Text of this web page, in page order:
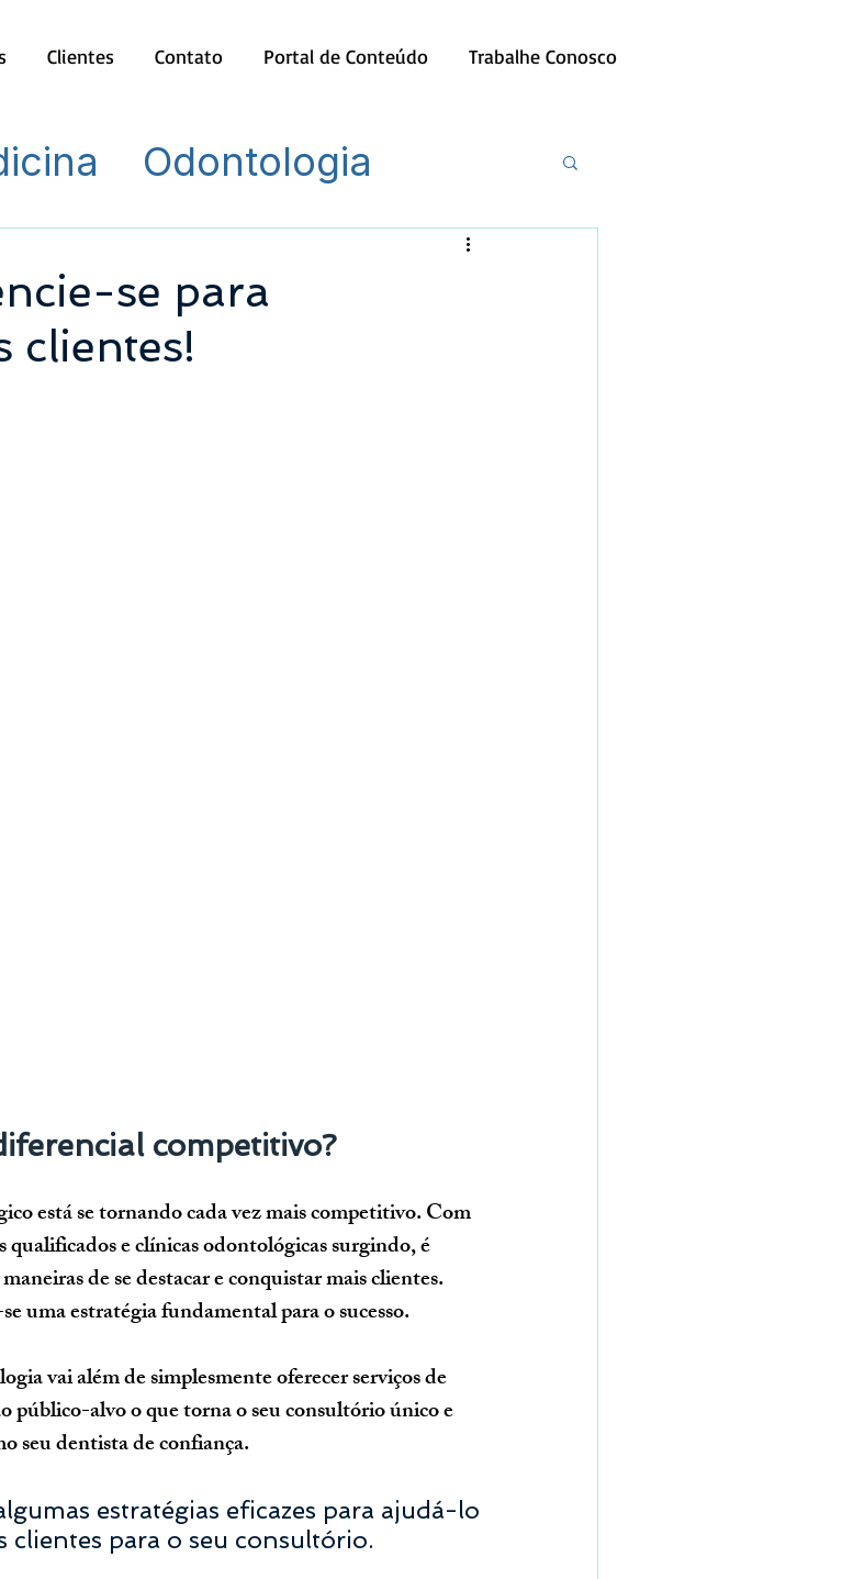
Clientes Contato Portal de Conteúdo Trabalhe Conosco
Odontologia
se para
clientes!
competitivo?
está se tornando cada vez mais competitivo. Com
e clínicas odontológicas surgindo, é
de se destacar e conquistar mais clientes.
uma estratégia fundamental para o sucesso.
vai além de simplesmente oferecer serviços de
alvo o que torna o seu consultório único e
seu dentista de confiança.
estratégias eficazes para ajudá-lo
clientes para o seu consultório.